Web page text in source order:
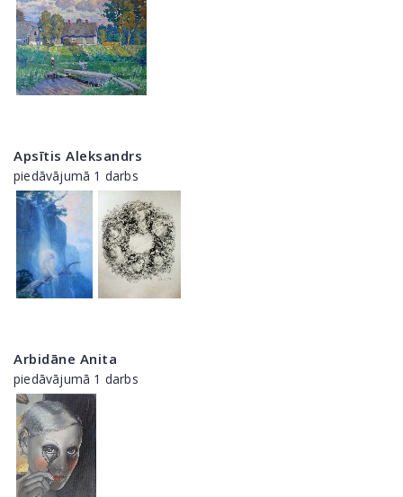
Apsītis Aleksandrs
piedāvājumā 1 darbs
Arbidāne Anita
piedāvājumā 1 darbs